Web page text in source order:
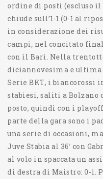
ordine di posti (escluso il
chiude sull’1-1 (0-1 al
in considerazione dei
campi, nel concitato
con il Bari. Nella
diciannovesima e
Serie BKT, i biancorossi
stabiesi, saliti a Bolzano
posto, quindi con i
parte della gara sono i
una serie di occasioni,
Juve Stabia al 36’ con
al volo in spaccata un
di destra di Maistro: 0-1.